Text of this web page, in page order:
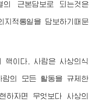
의 근본담보로 되는것은
적통일을 담보하기때문
핵이다. 사람은 사상의식
람의 모든 활동을 규제한
하자면 무엇보다 사상의